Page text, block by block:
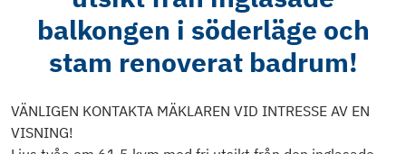
balkongen i söderläge och
stam renoverat badrum!
VÄNLIGEN KONTAKTA MÄKLAREN VID INTRESSE AV EN
VISNING!